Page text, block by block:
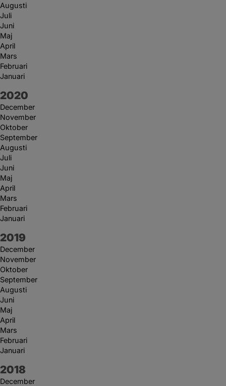
Augusti
Juli
Juni
Maj
April
Mars
Februari
Januari
År:
2020
December
November
Oktober
September
Augusti
Juli
Juni
Maj
April
Mars
Februari
Januari
År:
2019
December
November
Oktober
September
Augusti
Juni
Maj
April
Mars
Februari
Januari
År:
2018
December